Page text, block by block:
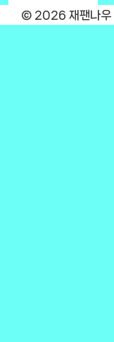
© 2026 재팬나우